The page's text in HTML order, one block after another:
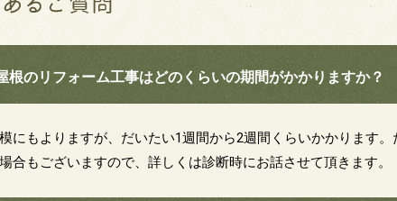
根のリフォーム工事はどのくらいの期間がかかりますか？
にもよりますが、だいたい1週間から2週間くらいかかります
合もございますので、詳しくは診断時にお話させて頂きます。